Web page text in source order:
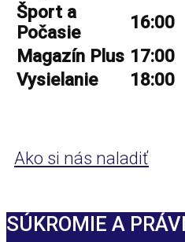
Šport a
Počasie
16:00
Magazín Plus 17:00
Vysielanie
18:00
Ako si nás naladiť
SÚKROMIE A